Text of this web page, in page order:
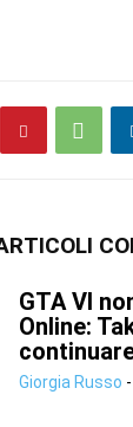
GTA VI
Online:
Giorgia Russo -